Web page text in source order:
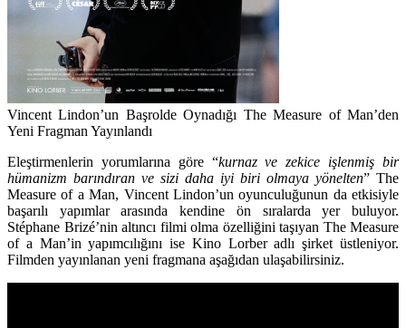
Vincent Lindon’un Başrolde Oynadığı The Measure of Man’den
Yeni Fragman Yayınlandı
Eleştirmenlerin yorumlarına göre “kurnaz ve zekice işlenmiş bir
hümanizm barındıran ve sizi daha iyi biri olmaya yönelten” The
Measure of a Man, Vincent Lindon’un oyunculuğunun da etkisiyle
başarılı yapımlar arasında kendine ön sıralarda yer buluyor.
Stéphane Brizé’nin altıncı filmi olma özelliğini taşıyan The Measure
of a Man’in yapımcılığını ise Kino Lorber adlı şirket üstleniyor.
Filmden yayınlanan yeni fragmana aşağıdan ulaşabilirsiniz.